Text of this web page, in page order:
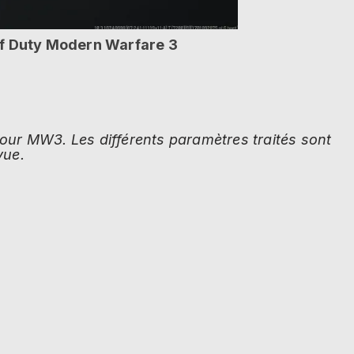
Duty Modern Warfare 3
MW3. Les différents paramètres traités sont